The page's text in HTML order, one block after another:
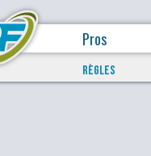
Pros
RÈGLES